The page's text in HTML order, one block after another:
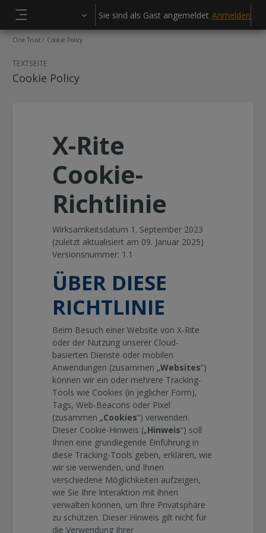
Website-Übersicht
Sie sind als Gast angemeldet Anmelden
One Trust Cookie Policy
TEXTSEITE
Cookie Policy
X-Rite
Cookie-
Richtlinie
Wirksamkeitsdatum 1. September 2023
(zuletzt aktualisiert am 09. Januar 2025)
Versionsnummer: 1.1
ÜBER DIESE
RICHTLINIE
Beim Besuch einer Website von X-Rite
oder der Nutzung unserer Cloud-
basierten Dienste oder mobilen
Anwendungen (zusammen „Websites“)
können wir ein oder mehrere Tracking-
Tools wie Cookies (in jeglicher Form),
Tags, Web-Beacons oder Pixel
(zusammen „Cookies“) verwenden.
Dieser Cookie-Hinweis („Hinweis“) soll
Ihnen eine grundlegende Einführung in
diese Tracking-Tools geben, erklären, wie
wir sie verwenden, und Ihnen
verschiedene Möglichkeiten aufzeigen,
wie Sie Ihre Interaktion mit ihnen
verwalten können, um Ihre Privatsphäre
zu schützen. Dieser Hinweis gilt nicht für
die Verwendung Ihrer